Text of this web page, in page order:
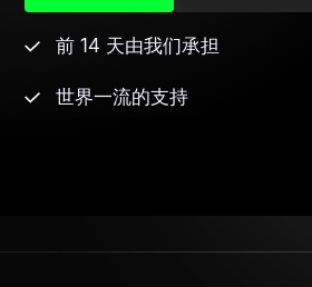
前 14 天由我们承担
世界一流的支持